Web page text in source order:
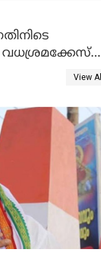
വധശ്രമക്കേസ്
View All